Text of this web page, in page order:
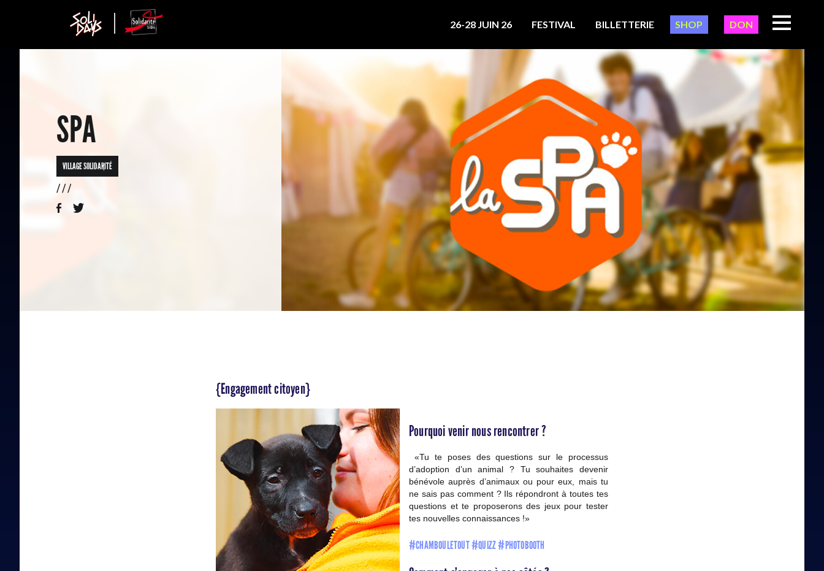
26-28 JUIN 26 FESTIVAL BILLETTERIE SHOP DON
SPA
VILLAGE SOLIDARITÉ
/ / /
{Engagement citoyen}
Pourquoi venir nous rencontrer ?
«Tu te poses des questions sur le processus
d’adoption d’un animal ? Tu souhaites devenir
bénévole auprès d’animaux ou pour eux, mais tu
ne sais pas comment ? Ils répondront à toutes tes
questions et te proposerons des jeux pour tester
tes nouvelles connaissances !»
#CHAMBOULETOUT #QUIZZ #PHOTOBOOTH